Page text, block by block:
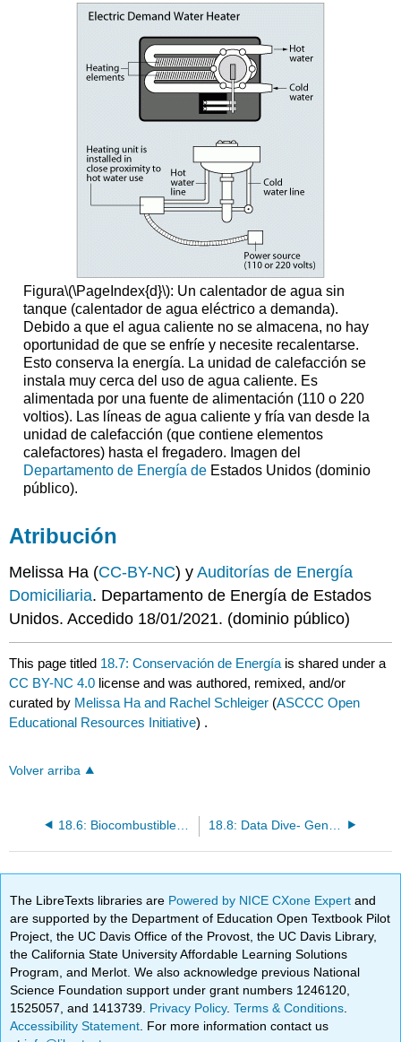
Figura\(\PageIndex{d}\): Un calentador de agua sin
tanque (calentador de agua eléctrico a demanda).
Debido a que el agua caliente no se almacena, no hay
oportunidad de que se enfríe y necesite recalentarse.
Esto conserva la energía. La unidad de calefacción se
instala muy cerca del uso de agua caliente. Es
alimentada por una fuente de alimentación (110 o 220
voltios). Las líneas de agua caliente y fría van desde la
unidad de calefacción (que contiene elementos
calefactores) hasta el fregadero. Imagen del
Departamento de Energía deEstados Unidos (dominio
público).
Atribución
Melissa Ha (CC-BY-NC) yAuditorías de Energía
Domiciliaria. Departamento de Energía de Estados
Unidos. Accedido 18/01/2021. (dominio público)
This page titled 18.7: Conservación de Energía is shared under a
CC BY-NC 4.0 license and was authored, remixed, and/or
curated by Melissa Ha and Rachel Schleiger (ASCCC Open
Educational Resources Initiative) .
Volver arriba
18.6: Biocombustibles (Energía de Biomasa)
The LibreTexts libraries are Powered by NICE CXone Expertand
are supported by the Department of Education Open Textbook Pilot
Project, the UC Davis Office of the Provost, the UC Davis Library,
the California State University Affordable Learning Solutions
Program, and Merlot. We also acknowledge previous National
Science Foundation support under grant numbers 1246120,
1525057, and 1413739. Privacy Policy.Terms & Conditions
Accessibility Statement . For more information contact us